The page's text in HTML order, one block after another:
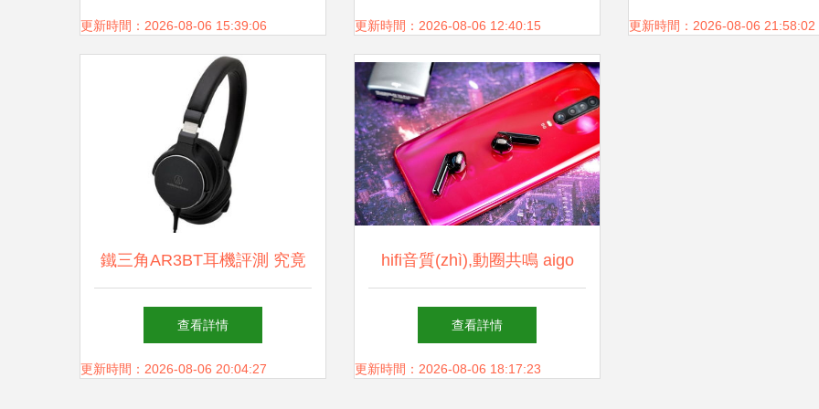
更新時間：2026-08-06 15:39:06 更新時間：2026-08-06 12:40:15 解析
更新時間：2026-08-06 21:58:02
鐵三角AR3BT耳機評測 究竟
值不值得你的信任？
查看詳情
更新時間：2026-08-06 20:04:27
hifi音質(zhì),動圈共鳴 aigo
tws5 tws藍牙耳機分享
查看詳情
更新時間：2026-08-06 18:17:23